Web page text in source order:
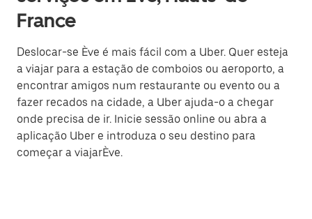
France
Deslocar-se Ève é mais fácil com a Uber. Quer esteja
a viajar para a estação de comboios ou aeroporto, a
encontrar amigos num restaurante ou evento ou a
fazer recados na cidade, a Uber ajuda-o a chegar
onde precisa de ir. Inicie sessão online ou abra a
aplicação Uber e introduza o seu destino para
começar a viajarÈve.